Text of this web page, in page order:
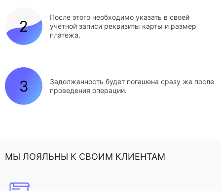
После этого необходимо указать в своей
учетной записи реквизиты карты и размер
платежа.
Задолженность будет погашена сразу же после
проведения операции.
МЫ ЛОЯЛЬНЫ К СВОИМ КЛИЕНТАМ